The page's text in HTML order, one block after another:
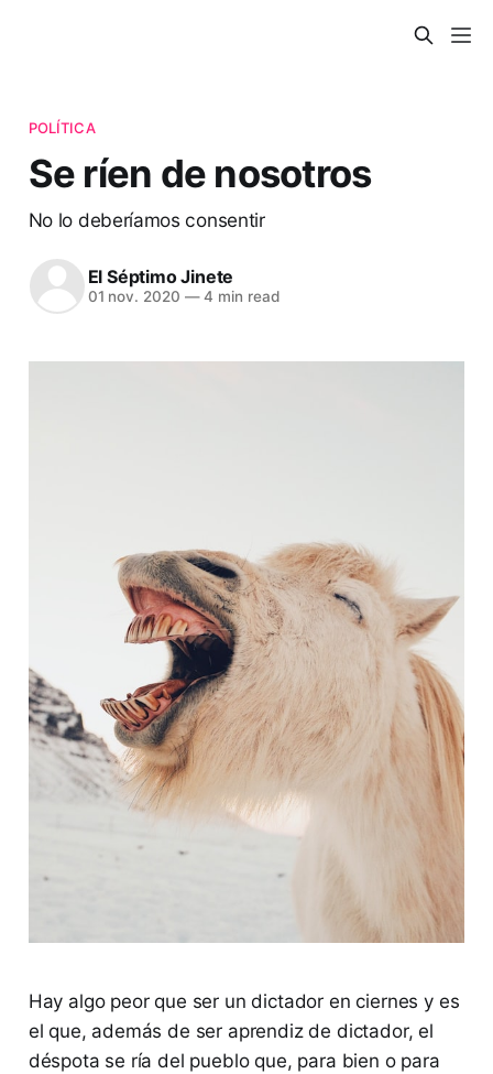
POLÍTICA
Se ríen de nosotros
No lo deberíamos consentir
El Séptimo Jinete
01 nov. 2020 —4 min read
Hay algo peor que ser un dictador en ciernes y es
el que, además de ser aprendiz de dictador, el
déspota se ría del pueblo que, para bien o para